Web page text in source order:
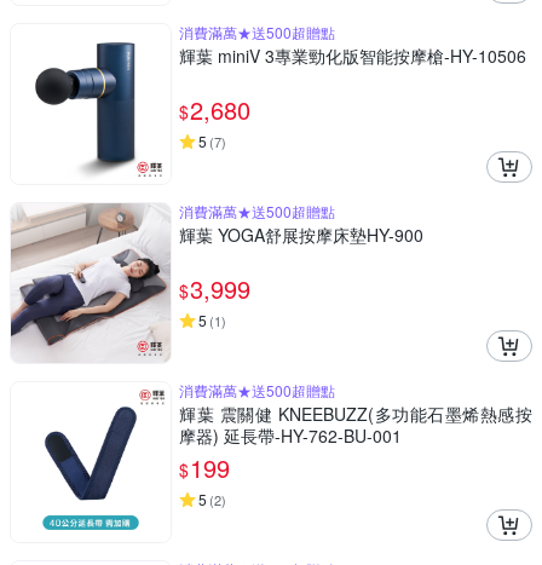
消費滿萬★送500超贈點
輝葉 miniV 3專業勁化版智能按摩槍-HY-10506
$2,680
5 (7)
消費滿萬★送500超贈點
輝葉 YOGA舒展按摩床墊HY-900
$3,999
5 (1)
消費滿萬★送500超贈點
輝葉 震關健 KNEEBUZZ(多功能石墨烯熱感按
摩器) 延長帶-HY-762-BU-001
$199
5 (2)